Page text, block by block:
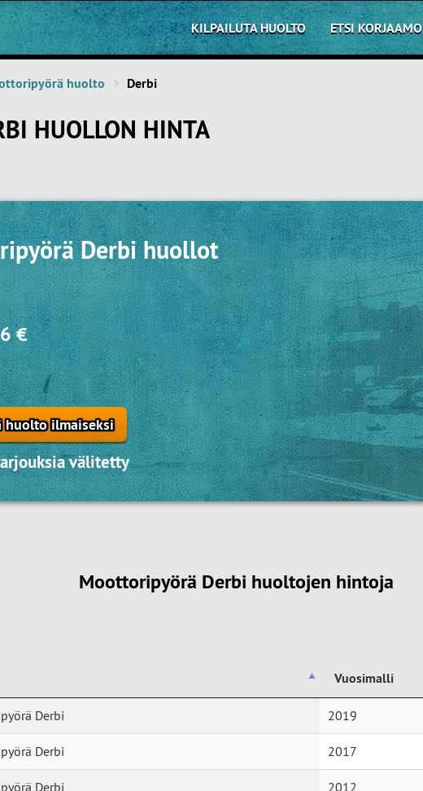
KILPAILUTA HUOLTO ETSI KORJAAMO
huolto Derbi
HUOLLON HINTA
Derbi huollot
€
ilmaiseksi
välitetty
Moottoripyörä Derbi huoltojen hintoja
Vuosimalli
Vuosimalli
Derbi 2019
Derbi 2017
Derbi 2012